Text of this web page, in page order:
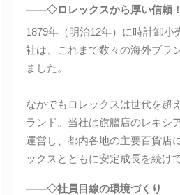
――◇ロレックスから厚い信頼！
1879年（明治12年）に時計卸小
社は、これまで数々の海外ブラ
ました。
なかでもロレックスは世代を超
ランド。当社は旗艦店のレキシ
運営し、都内各地の主要百貨店
ックスとともに安定成長を続け
――◇社員目線の環境づくり